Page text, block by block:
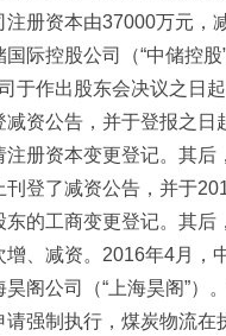
注册资本由37000万元，
国际控股公司（“中储控
于作出股东会决议之日
减资公告，并于登报之日
注册资本变更登记。其后
刊登了减资公告，并于
东的工商变更登记。其后
增、减资。2016年4月，
阁公司（“上海昊阁”）
请强制执行，煤炭物流在